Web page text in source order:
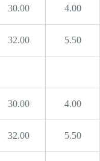
30.00 4.00
32.00 5.50
30.00 4.00
32.00 5.50